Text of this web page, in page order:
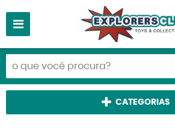
CATEGORIAS